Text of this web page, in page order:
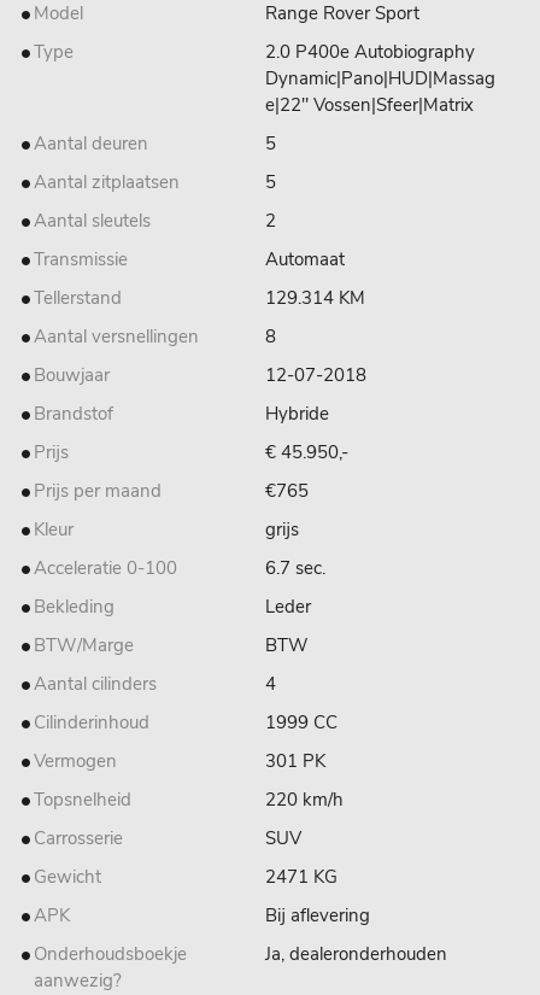
Model
Range Rover Sport
Type
2.0 P400e Autobiography
Dynamic|Pano|HUD|Massag
e|22" Vossen|Sfeer|Matrix
Aantal deuren
5
Aantal zitplaatsen
5
Aantal sleutels
2
Transmissie
Automaat
Tellerstand
129.314 KM
Aantal versnellingen
8
Bouwjaar
12-07-2018
Brandstof
Hybride
Prijs
€ 45.950,-
Prijs per maand
€765
Kleur
grijs
Acceleratie 0-100
6.7 sec.
Bekleding
Leder
BTW/Marge
BTW
Aantal cilinders
4
Cilinderinhoud
1999 CC
Vermogen
301 PK
Topsnelheid
220 km/h
Carrosserie
SUV
Gewicht
2471 KG
APK
Bij aflevering
Onderhoudsboekje
aanwezig?
Ja, dealeronderhouden